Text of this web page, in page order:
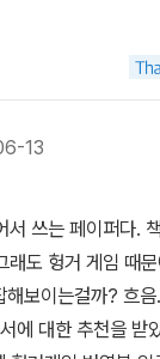
트처럼 과대평가된
입장에서는 이런
지나쳐서 독자는
못하는 바람에, 정
넘어가는 경우는
<인연>에서 셰익
력했더니, 제자인
다.새로운 번역서
우, 그 단어의 의
워드 사이드의 '오
! 하는 책도 있고....
의 리스트를 가장
책은 다 읽어볼 생
고의 책 리스트를
중인 편집자이자 책
리고 당연히 책 주
고의 책 리스트도
봐!*매체와 온라인
어나 독자들이 놓
책에 낙서되어 있
있거든요아무 생
히 못 둔 독자가이
저는 그걸 참고합니
면서 그런 독자 딱
할 수 있는 건 아닌
13
서 쓰는 페이퍼다.
래도 헝거 게임 때
까? 흐음..) 헝거게임을
에 대한 추천을 받